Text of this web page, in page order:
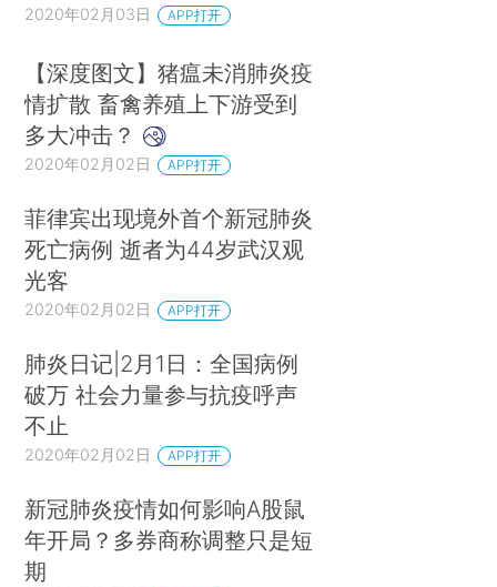
2020年02月03日 APP打开
【深度图文】猪瘟未消肺炎疫
情扩散 畜禽养殖上下游受到
多大冲击？
2020年02月02日 APP打开
菲律宾出现境外首个新冠肺炎
死亡病例 逝者为44岁武汉观
光客
2020年02月02日 APP打开
肺炎日记|2月1日：全国病例
破万 社会力量参与抗疫呼声
不止
2020年02月02日 APP打开
新冠肺炎疫情如何影响A股鼠
年开局？多券商称调整只是短
期